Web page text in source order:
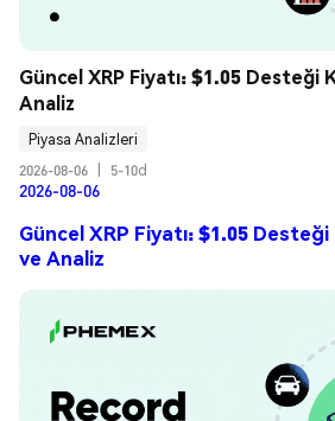
Güncel XRP Fiyatı: $1.05 Desteği
Analiz
Piyasa Analizleri
2026-08-06
5-10d
2026-08-06
Güncel XRP Fiyatı: $1.05 Desteği
ve Analiz